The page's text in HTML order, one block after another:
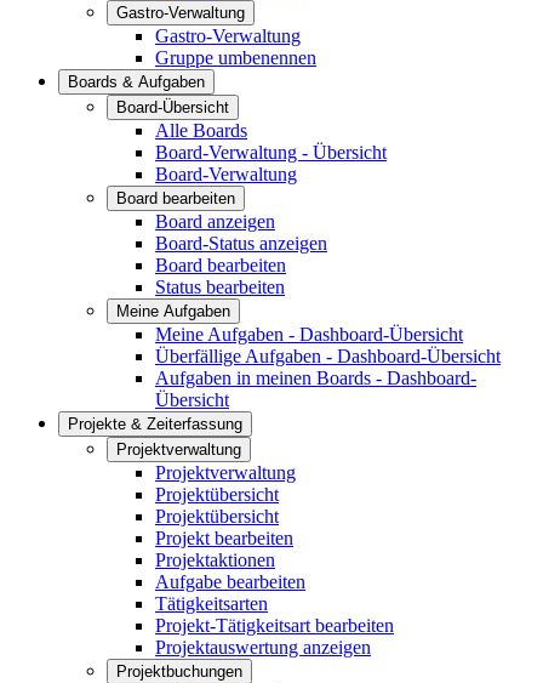
Gastro-Verwaltung
Gastro-Verwaltung
Gruppe umbenennen
Boards & Aufgaben
Board-Übersicht
Alle Boards
Board-Verwaltung - Übersicht
Board-Verwaltung
Board bearbeiten
Board anzeigen
Board-Status anzeigen
Board bearbeiten
Status bearbeiten
Meine Aufgaben
Meine Aufgaben - Dashboard-Übersicht
Überfällige Aufgaben - Dashboard-Übersicht
Aufgaben in meinen Boards - Dashboard-
Übersicht
Projekte & Zeiterfassung
Projektverwaltung
Projektverwaltung
Projektübersicht
Projektübersicht
Projekt bearbeiten
Projektaktionen
Aufgabe bearbeiten
Tätigkeitsarten
Projekt-Tätigkeitsart bearbeiten
Projektauswertung anzeigen
Projektbuchungen